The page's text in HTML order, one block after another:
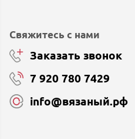
Свяжитесь с нами
Заказать звонок
7 920 780 7429
info@вязаный.рф